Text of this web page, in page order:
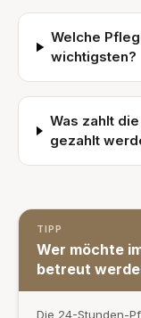
Welche
wichtigsten?
Was zahlt
gezahlt
TIPP
Wer möchte
betreut
Die 24-Stunden-